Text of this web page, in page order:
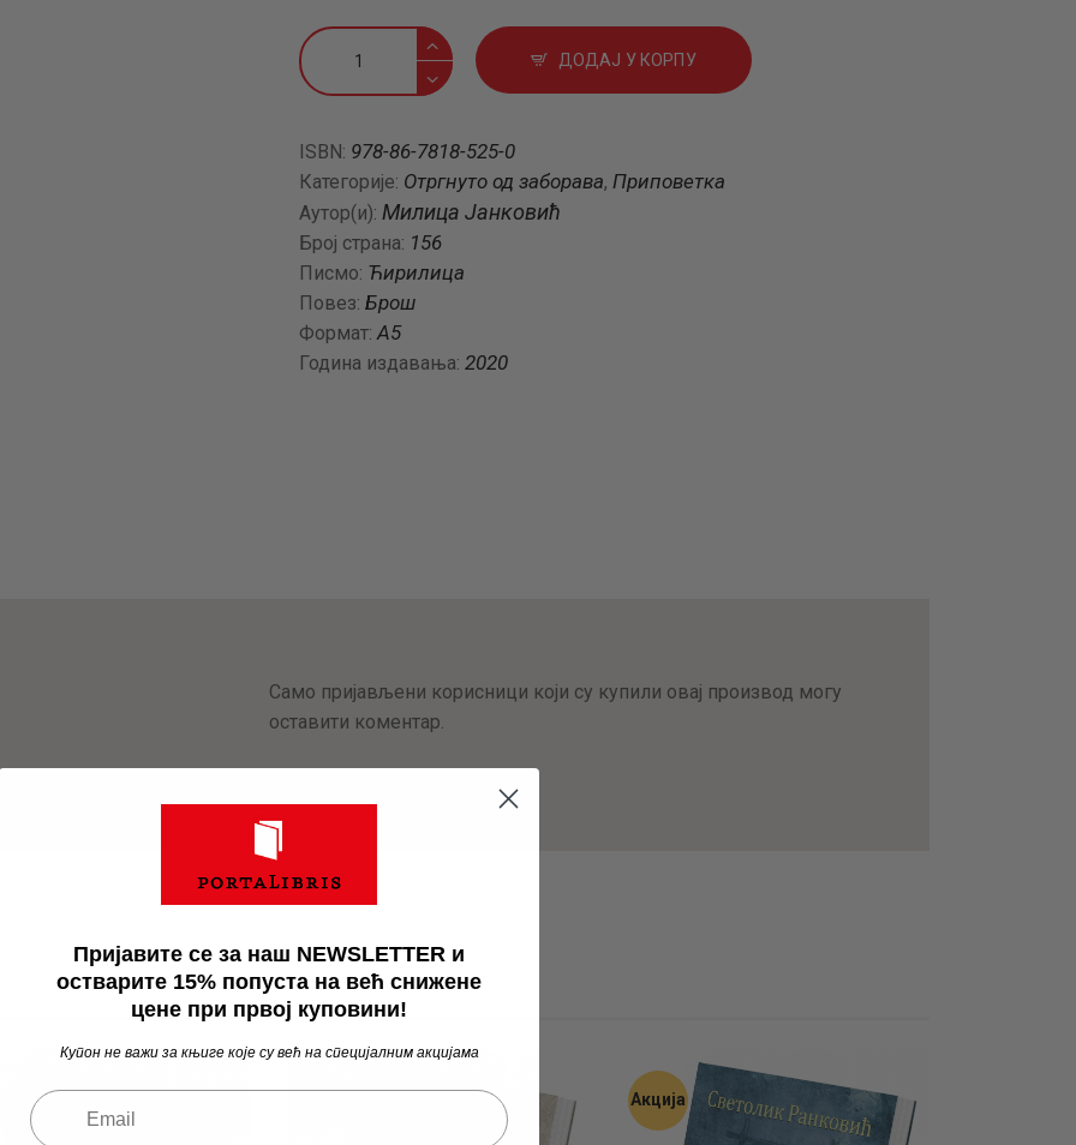
Плави
доброћудни
вали
ДОДАЈ У КОРПУ
ISBN: 978-86-7818-525-0
Категорије: Отргнуто од заборава, Приповетка
Аутор(и): Милица Јанковић
Број страна: 156
Писмо: Ћирилица
Повез: Брош
Формат:A5
Година издавања: 2020
Само пријављени корисници који су купили овај производ могу
оставити коментар.
Акција
Пријавите се за наш NEWSLETTER и
остварите 15% попуста на већ снижене
цене при првој куповини!
Купон не важи за књиге које су већ на специјалним акцијама